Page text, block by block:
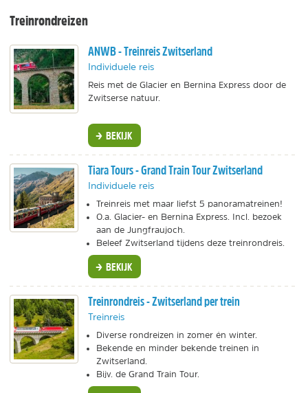
Treinrondreizen
ANWB - Treinreis Zwitserland
Individuele reis
Reis met de Glacier en Bernina Express door de
Zwitserse natuur.
BEKIJK
Tiara Tours - Grand Train Tour Zwitserland
Individuele reis
Treinreis met maar liefst 5 panoramatreinen!
O.a. Glacier- en Bernina Express. Incl. bezoek
aan de Jungfraujoch.
Beleef Zwitserland tijdens deze treinrondreis.
BEKIJK
Treinrondreis - Zwitserland per trein
Treinreis
Diverse rondreizen in zomer én winter.
Bekende en minder bekende treinen in
Zwitserland.
Bijv. de Grand Train Tour.